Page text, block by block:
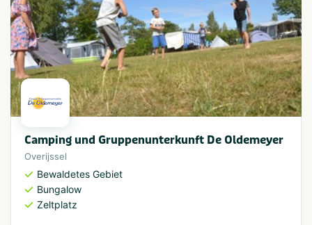
Camping und Gruppenunterkunft De Oldemeyer
Overijssel
Bewaldetes Gebiet
Bungalow
Zeltplatz